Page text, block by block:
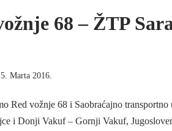
68 – ŽTP
5. Marta 2016.
Red vožnje 68 i Saobraćajno transportno
i Donji Vakuf – Gornji Vakuf,